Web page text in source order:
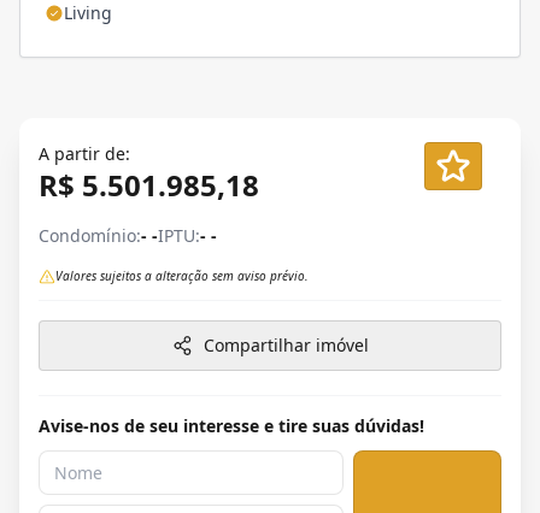
Living
A partir de:
R$ 5.501.985,18
Condomínio:- -IPTU:- -
Valores sujeitos a alteração sem aviso prévio.
Compartilhar imóvel
Avise-nos de seu interesse e tire suas dúvidas!